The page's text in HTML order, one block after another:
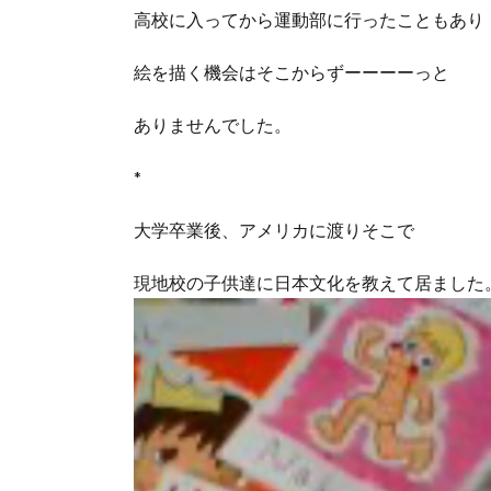
高校に入ってから運動部に行ったこともあり
絵を描く機会はそこからずーーーーっと
ありませんでした。
*
大学卒業後、アメリカに渡りそこで
現地校の子供達に日本文化を教えて居ました